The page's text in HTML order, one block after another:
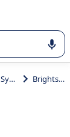
de
Learning Management System (LMS) Brightspace